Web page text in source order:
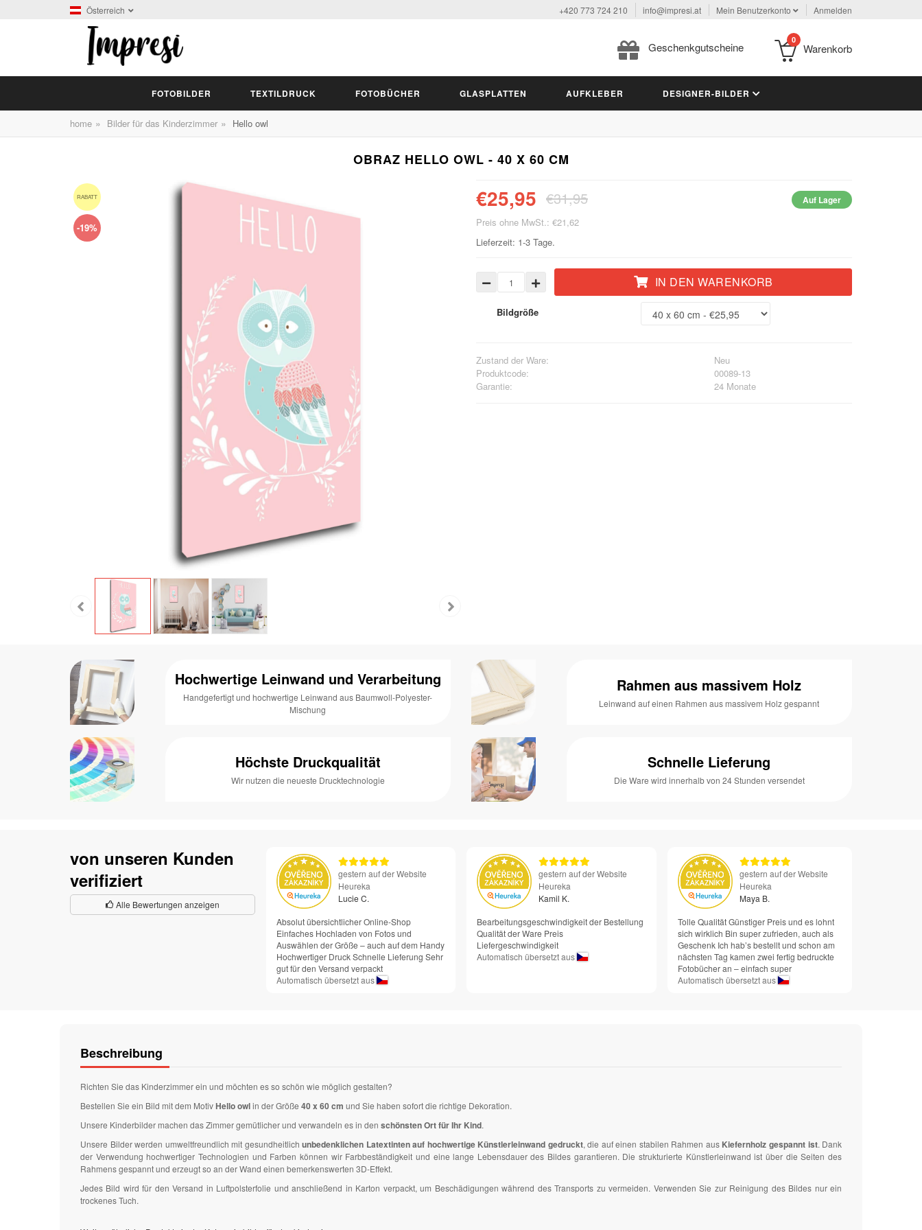
Österreich +420 773 724 210 info@impresi.at Mein Benutzerkonto Anmelden
Geschenkgutscheine
0
Warenkorb
FOTOBILDER TEXTILDRUCK FOTOBÜCHER GLASPLATTEN AUFKLEBER DESIGNER-BILDER
home » Bilder für das Kinderzimmer » Hello owl
OBRAZ HELLO OWL - 40 X 60 CM
RABATT
-19%
€25,95 €31,95 Auf Lager
Preis ohne MwSt.: €21,62
Lieferzeit: 1-3 Tage.
IN DEN WARENKORB
Bildgröße
Zustand der Ware:
Neu
Produktcode:
00089-13
Garantie:
24 Monate
Hochwertige Leinwand und Verarbeitung
Handgefertigt und hochwertige Leinwand aus Baumwoll-Polyester-
Mischung
Rahmen aus massivem Holz
Leinwand auf einen Rahmen aus massivem Holz gespannt
Höchste Druckqualität
Wir nutzen die neueste Drucktechnologie
Schnelle Lieferung
Die Ware wird innerhalb von 24 Stunden versendet
von unseren Kunden
verifiziert
Alle Bewertungen anzeigen
gestern auf der Website
Heureka
Lucie C.
Absolut übersichtlicher Online-Shop
Einfaches Hochladen von Fotos und
Auswählen der Größe – auch auf dem Handy
Hochwertiger Druck Schnelle Lieferung Sehr
gut für den Versand verpackt
Automatisch übersetzt aus
gestern auf der Website
Heureka
Kamil K.
Bearbeitungsgeschwindigkeit der Bestellung
Qualität der Ware Preis
Liefergeschwindigkeit
Automatisch übersetzt aus
gestern auf der Website
Heureka
Maya B.
Tolle Qualität Günstiger Preis und es lohnt
sich wirklich Bin super zufrieden, auch als
Geschenk Ich hab’s bestellt und schon am
nächsten Tag kamen zwei fertig bedruckte
Fotobücher an – einfach super
Automatisch übersetzt aus
Beschreibung
Richten Sie das Kinderzimmer ein und möchten es so schön wie möglich gestalten?
Bestellen Sie ein Bild mit dem MotivHello owlin der Größe 40 x 60 cm und Sie haben sofort die richtige Dekoration.
Unsere Kinderbilder machen das Zimmer gemütlicher und verwandeln es in den schönsten Ort für Ihr Kind.
Unsere Bilder werden umweltfreundlich mit gesundheitlichunbedenklichen Latextinten auf hochwertige Künstlerleinwand gedruckt, die auf einen stabilen Rahmen aus Kiefernholz gespannt ist. Dank
der Verwendung hochwertiger Technologien und Farben können wir Farbbeständigkeit und eine lange Lebensdauer des Bildes garantieren. Die strukturierte Künstlerleinwand ist über die Seiten des
Rahmens gespannt und erzeugt so an der Wand einen bemerkenswerten 3D-Effekt.
Jedes Bild wird für den Versand in Luftpolsterfolie und anschließend in Karton verpackt, um Beschädigungen während des Transports zu vermeiden. Verwenden Sie zur Reinigung des Bildes nur ein
trockenes Tuch.